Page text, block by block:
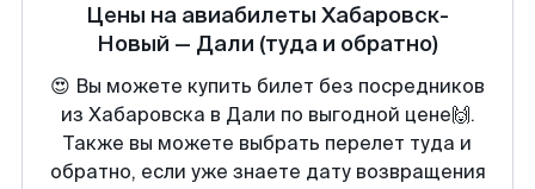
Цены на авиабилеты Хабаровск-
Новый — Дали (туда и обратно)
😍 Вы можете купить билет без посредников
из Хабаровска в Дали по выгодной цене🙌.
Также вы можете выбрать перелет туда и
обратно, если уже знаете дату возвращения